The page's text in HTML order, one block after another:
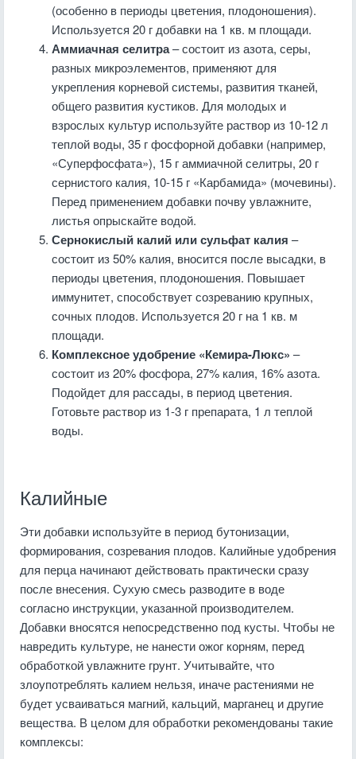
(особенно в периоды цветения, плодоношения).
Используется 20 г добавки на 1 кв. м площади.
Аммиачная селитра– состоит из азота, серы,
разных микроэлементов, применяют для
укрепления корневой системы, развития тканей,
общего развития кустиков. Для молодых и
взрослых культур используйте раствор из 10-12 л
теплой воды, 35 г фосфорной добавки (например,
«Суперфосфата»), 15 г аммиачной селитры, 20 г
сернистого калия, 10-15 г «Карбамида» (мочевины).
Перед применением добавки почву увлажните,
листья опрыскайте водой.
Сернокислый калий или сульфат калия –
состоит из 50% калия, вносится после высадки, в
периоды цветения, плодоношения. Повышает
иммунитет, способствует созреванию крупных,
сочных плодов. Используется 20 г на 1 кв. м
площади.
Комплексное удобрение «Кемира-Люкс» –
состоит из 20% фосфора, 27% калия, 16% азота.
Подойдет для рассады, в период цветения.
Готовьте раствор из 1-3 г препарата, 1 л теплой
воды.
Калийные
Эти добавки используйте в период бутонизации,
формирования, созревания плодов. Калийные удобрения
для перца начинают действовать практически сразу
после внесения. Сухую смесь разводите в воде
согласно инструкции, указанной производителем.
Добавки вносятся непосредственно под кусты. Чтобы не
навредить культуре, не нанести ожог корням, перед
обработкой увлажните грунт. Учитывайте, что
злоупотреблять калием нельзя, иначе растениями не
будет усваиваться магний, кальций, марганец и другие
вещества. В целом для обработки рекомендованы такие
комплексы: